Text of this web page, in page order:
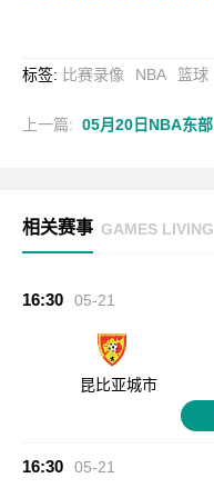
标签: 比赛录像 NBA 篮球
上一篇: 05月20日NBA东部决赛G1 骑士 - 尼克斯 全场录像
相关赛事 GAMES LIVING
16:30 05-21
昆比亚城市
16:30 05-21